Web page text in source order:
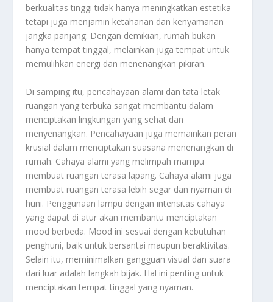
berkualitas tinggi tidak hanya meningkatkan estetika
tetapi juga menjamin ketahanan dan kenyamanan
jangka panjang. Dengan demikian, rumah bukan
hanya tempat tinggal, melainkan juga tempat untuk
memulihkan energi dan menenangkan pikiran.
Di samping itu, pencahayaan alami dan tata letak
ruangan yang terbuka sangat membantu dalam
menciptakan lingkungan yang sehat dan
menyenangkan. Pencahayaan juga memainkan peran
krusial dalam menciptakan suasana menenangkan di
rumah. Cahaya alami yang melimpah mampu
membuat ruangan terasa lapang. Cahaya alami juga
membuat ruangan terasa lebih segar dan nyaman di
huni. Penggunaan lampu dengan intensitas cahaya
yang dapat di atur akan membantu menciptakan
mood berbeda. Mood ini sesuai dengan kebutuhan
penghuni, baik untuk bersantai maupun beraktivitas.
Selain itu, meminimalkan gangguan visual dan suara
dari luar adalah langkah bijak. Hal ini penting untuk
menciptakan tempat tinggal yang nyaman.